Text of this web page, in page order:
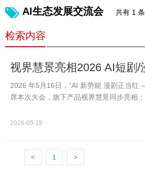
AI生态发展交流会 共有 1
检索内容
视界慧景亮相2026 AI短剧
业化正道
2026 年5月16日，“AI 新势能 漫剧正当
席本次大会，旗下产品视界慧景同步亮相
2026-05-18
< 1 >